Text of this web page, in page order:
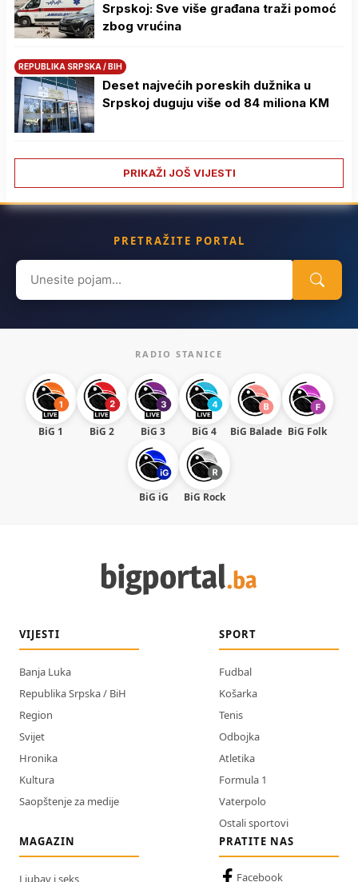
Srpskoj: Sve više građana traži pomoć
zbog vrućina
REPUBLIKA SRPSKA / BIH
Deset najvećih poreskih dužnika u
Srpskoj duguju više od 84 miliona KM
PRIKAŽI JOŠ VIJESTI
PRETRAŽITE PORTAL
Search
for:
RADIO STANICE
BiG 1 BiG 2 BiG 3 BiG 4 BiG Balade BiG Folk
BiG iG BiG Rock
VIJESTI
Banja Luka
Republika Srpska / BiH
Region
Svijet
Hronika
Kultura
Saopštenje za medije
SPORT
Fudbal
Košarka
Tenis
Odbojka
Atletika
Formula 1
Vaterpolo
Ostali sportovi
MAGAZIN
Ljubav i seks
PRATITE NAS
Facebook